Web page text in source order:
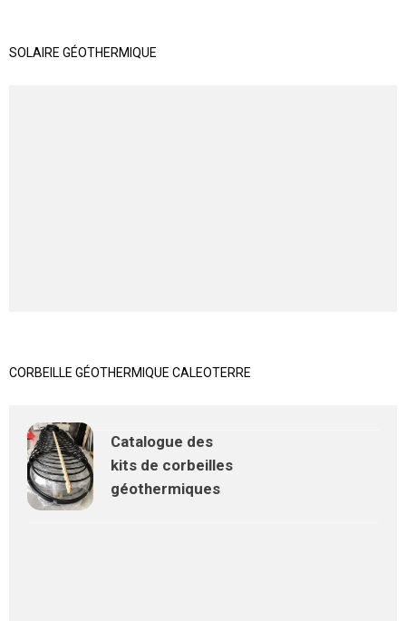
SOLAIRE GÉOTHERMIQUE
CORBEILLE GÉOTHERMIQUE CALEOTERRE
Catalogue des
kits de corbeilles
géothermiques